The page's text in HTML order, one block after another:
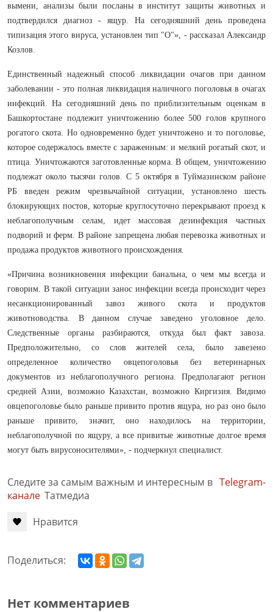
вымени, анализы были посланы в институт защиты животных и
подтвердился диагноз - ящур. На сегодняшний день проведена
типизация этого вируса, установлен тип "О"», - рассказал Александр
Козлов.
Единственный надежный способ ликвидации очагов при данном
заболевании - это полная ликвидация наличного поголовья в очагах
инфекций. На сегодняшний день по приблизительным оценкам в
Башкортостане подлежит уничтожению более 500 голов крупного
рогатого скота. Но одновременно будет уничтожено и то поголовье,
которое содержалось вместе с зараженным: и мелкий рогатый скот, и
птица. Уничтожаются заготовленные корма. В общем, уничтожению
подлежат около тысячи голов. С 5 октября в Туймазинском районе
РБ введен режим чрезвычайной ситуации, установлено шесть
блокирующих постов, которые круглосуточно перекрывают проезд к
неблагополучным селам, идет массовая дезинфекция частных
подворий и ферм. В районе запрещена любая перевозка животных и
продажа продуктов животного происхождения.
«Причина возникновения инфекции банальна, о чем мы всегда и
говорим. В такой ситуации занос инфекции всегда происходит через
несанкционированный завоз живого скота и продуктов
животноводства. В данном случае заведено уголовное дело.
Следственные органы разбираются, откуда был факт завоза.
Предположительно, со слов жителей села, было завезено
определенное количество овцепоголовья без ветеринарных
документов из неблагополучного региона. Предполагают регион
средней Азии, возможно Казахстан, возможно Киргизия. Видимо
овцепоголовье было раньше привито против ящура, но раз оно было
раньше привито, значит, оно находилось на территории,
неблагополучной по ящуру, а все привитые животные долгое время
могут быть вирусоносителями», - подчеркнул специалист.
Следите за самым важным и интересным в Telegram-
канале Татмедиа
Нравится
Поделиться:
Нет комментариев